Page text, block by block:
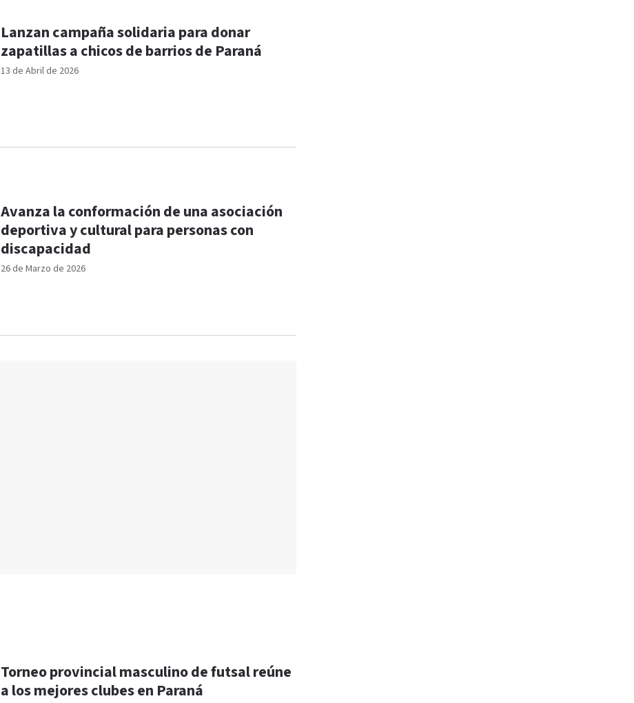
13 de Abril de 2026
Lanzan campaña solidaria para donar
zapatillas a chicos de barrios de Paraná
26 de Marzo de 2026
Avanza la conformación de una asociación
deportiva y cultural para personas con
discapacidad
Torneo provincial masculino de futsal reúne
a los mejores clubes en Paraná